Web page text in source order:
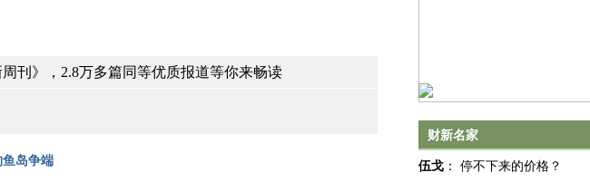
刊》，2.8万多篇同等优质报道等你来畅读
鱼岛争端
财新名家
伍戈 ： 停不下来的价格？